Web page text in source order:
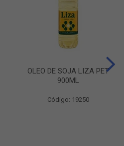
OLEO DE SOJA LIZA PET
900ML
Código: 19250